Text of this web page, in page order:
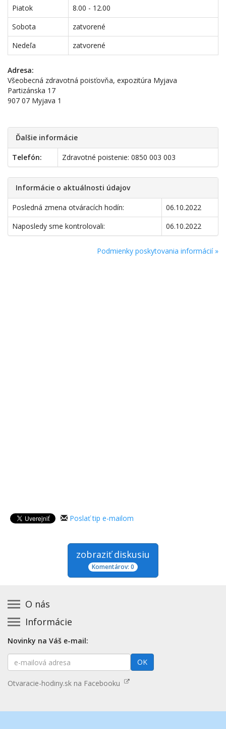
Piatok
8.00 - 12.00
Sobota
zatvorené
Nedeľa
zatvorené
Adresa:
Všeobecná zdravotná poisťovňa, expozitúra Myjava
Partizánska 17
907 07 Myjava 1
Ďalšie informácie
Telefón: Zdravotné poistenie: 0850 003 003
Informácie o aktuálnosti údajov
Posledná zmena otváracích hodín:
06.10.2022
Naposledy sme kontrolovali:
06.10.2022
Podmienky poskytovania informácií »
Poslať tip e-mailom
zobraziť diskusiu
Komentárov: 0
O nás
Kontakt na prevádzkovateľa
Zásady používania cookies
Prehlásenie o prístupnosti
Mapa stránok
Informácie
Základná registrácia otváracích hodín zadarmo
Platené služby
Nenašli ste otváracie hodiny? Pošlite nám tip
Aktualizácia otváracích hodín
Novinky na Váš e-mail:
E-
mailová
OK
Otvaracie-hodiny.sk na Facebooku